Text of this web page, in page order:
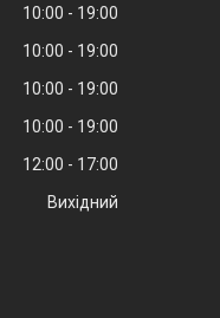
10:00
19:00
10:00
19:00
10:00
19:00
10:00
19:00
12:00
17:00
Вихідний